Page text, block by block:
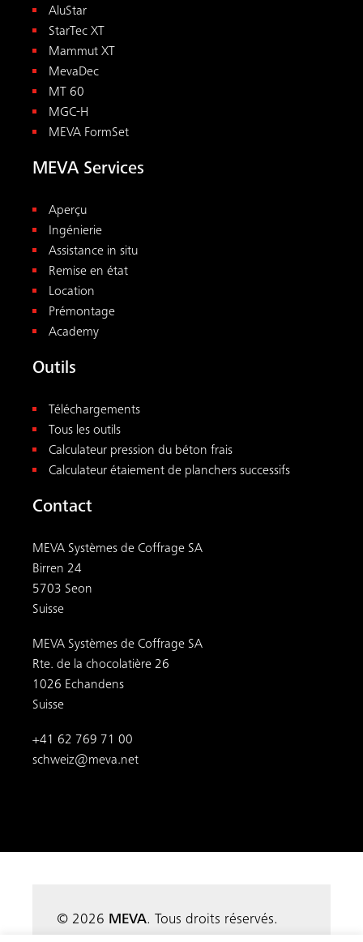
AluStar
StarTec XT
Mammut XT
MevaDec
MT 60
MGC-H
MEVA FormSet
MEVA Services
Aperçu
Ingénierie
Assistance in situ
Remise en état
Location
Prémontage
Academy
Outils
Téléchargements
Tous les outils
Calculateur pression du béton frais
Calculateur étaiement de planchers successifs
Contact
MEVA Systèmes de Coffrage SA
Birren 24
5703 Seon
Suisse
MEVA Systèmes de Coffrage SA
Rte. de la chocolatière 26
1026 Echandens
Suisse
+41 62 769 71 00
schweiz@meva.net
© 2026 MEVA. Tous droits réservés.